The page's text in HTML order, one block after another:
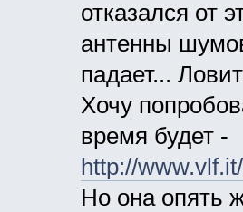
отказался от
антенны
падает...
Хочу
время будет -
http://
Но она опять